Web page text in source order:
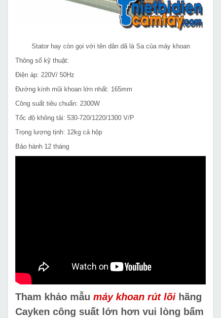
Stator hay còn gọi với tên dân dã là Sa của máy khoan
Thông số kỹ thuật:
Điện áp: 220V/ 50Hz
Đường kính mũi khoan lớn nhất: 165mm
Công suất tiêu chuẩn: 2300W
Tốc độ không tải: 530-720/1220/1300 V/P
Trọng lượng tịnh: 12kg cả hộp
Bảo hành 12 tháng
Tham khảo mẫu máy khoan rút lõi hãng
Cayken công suất lớn hơn vui lòng bấm